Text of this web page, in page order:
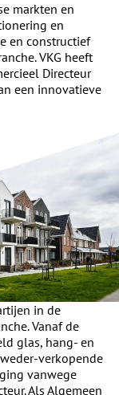
markten en
en
en constructief
VKG heeft
Directeur
een innovatieve
in de
Vanaf de
glas, hang- en
verkopende
vanwege
Als Algemeen